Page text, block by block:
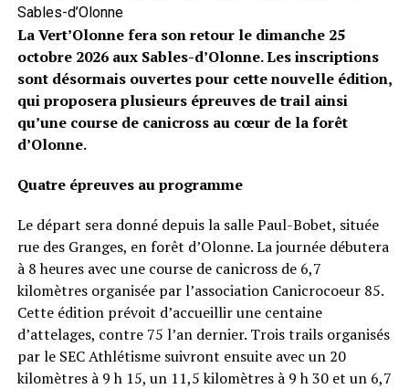
Sables-d’Olonne
La Vert’Olonne fera son retour le dimanche 25
octobre 2026 aux Sables-d’Olonne. Les inscriptions
sont désormais ouvertes pour cette nouvelle édition,
qui proposera plusieurs épreuves de trail ainsi
qu’une course de canicross au cœur de la forêt
d’Olonne.
Quatre épreuves au programme
Le départ sera donné depuis la salle Paul-Bobet, située
rue des Granges, en forêt d’Olonne. La journée débutera
à 8 heures avec une course de canicross de 6,7
kilomètres organisée par l’association Canicrocoeur 85.
Cette édition prévoit d’accueillir une centaine
d’attelages, contre 75 l’an dernier. Trois trails organisés
par le SEC Athlétisme suivront ensuite avec un 20
kilomètres à 9 h 15, un 11,5 kilomètres à 9 h 30 et un 6,7